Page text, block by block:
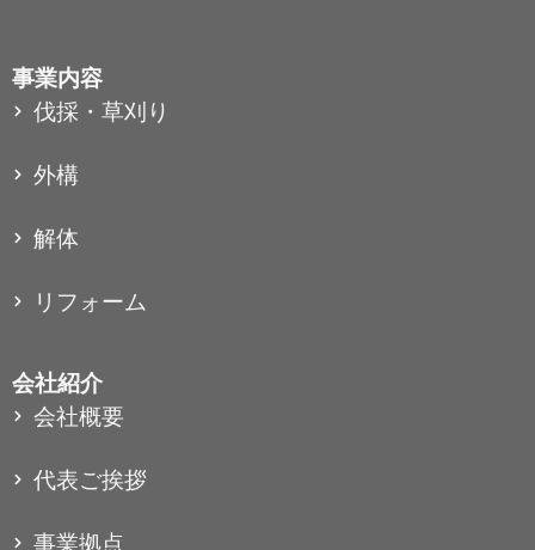
事業内容
伐採・草刈り
外構
解体
リフォーム
会社紹介
会社概要
代表ご挨拶
事業拠点